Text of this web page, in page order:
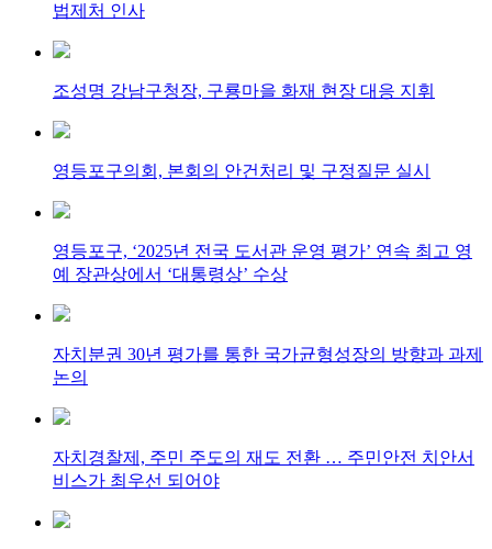
법제처 인사
조성명 강남구청장, 구룡마을 화재 현장 대응 지휘
영등포구의회, 본회의 안건처리 및 구정질문 실시
영등포구, ‘2025년 전국 도서관 운영 평가’ 연속 최고 영
예 장관상에서 ‘대통령상’ 수상
자치분권 30년 평가를 통한 국가균형성장의 방향과 과제
논의
자치경찰제, 주민 주도의 재도 전환 … 주민안전 치안서
비스가 최우선 되어야